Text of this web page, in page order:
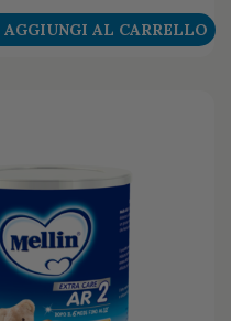
AGGIUNGI AL CARRELLO